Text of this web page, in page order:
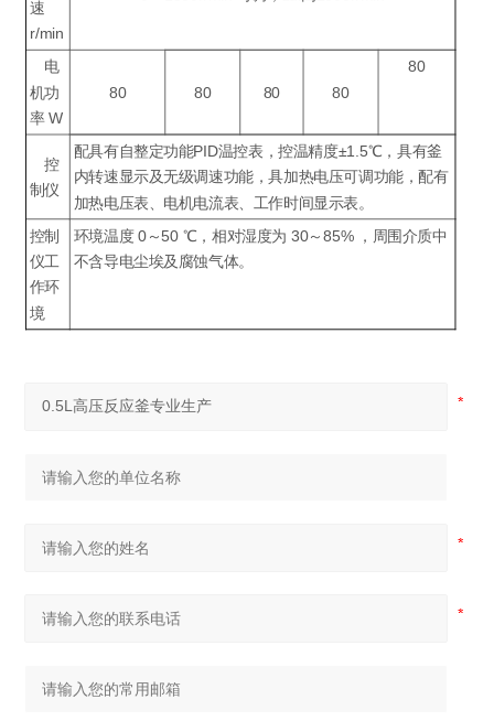
速
r/min
电
机功
率 W
80 80 80 80
80
控
制仪
配具有自整定功能PID温控表，控温精度±1.5℃，具有釜
内转速显示及无级调速功能，具加热电压可调功能，配有
加热电压表、电机电流表、工作时间显示表。
控制
仪工
作环
境
环境温度 0～50 ℃，相对湿度为 30～85% ，周围介质中
不含导电尘埃及腐蚀气体。